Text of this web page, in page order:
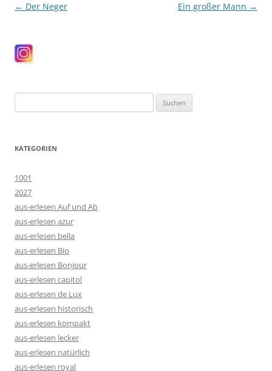
Beitragsnavigation
← Der Neger Ein großer Mann →
nach:
KATEGORIEN
1001
2027
aus-erlesen Auf und Ab
aus-erlesen azur
aus-erlesen bella
aus-erlesen Bio
aus-erlesen Bonjour
aus-erlesen capitol
aus-erlesen de Lux
aus-erlesen historisch
aus-erlesen kompakt
aus-erlesen lecker
aus-erlesen natürlich
aus-erlesen royal